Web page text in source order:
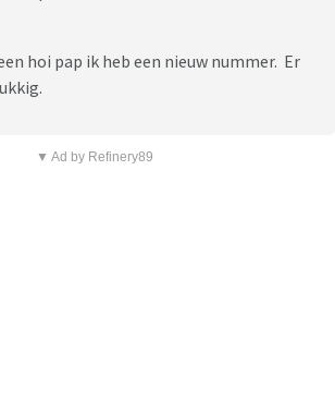
hoi pap ik heb een nieuw nummer. Er
▼ Ad by Refinery89